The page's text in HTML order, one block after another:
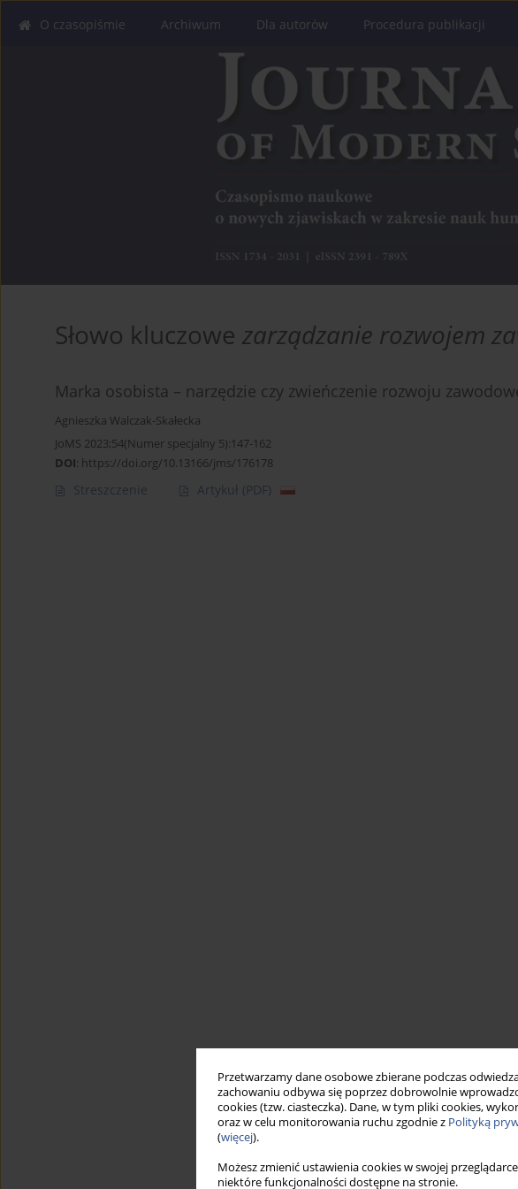
Przetwarzamy dane osobowe zbierane podczas
zachowaniu odbywa się poprzez dobrowolnie
cookies (tzw. ciasteczka). Dane, w tym pliki cookies,
oraz w celu monitorowania ruchu zgodnie z Polityką
(więcej).
Możesz zmienić ustawienia cookies w swojej
niektóre funkcjonalności dostępne na stronie.
O czasopiśmie Archiwum Dla autorów Procedura publikacji
Słowo kluczowe zarządzanie rozwojem
Marka osobista – narzędzie czy zwieńczenie rozwoju
Agnieszka Walczak-Skałecka
JoMS 2023;54(Numer specjalny 5):147-162
DOI: https://doi.org/10.13166/jms/176178
Streszczenie Artykuł (PDF)